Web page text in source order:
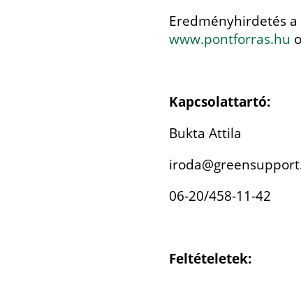
Eredményhirdetés
www.pontforras.hu
Kapcsolattartó:
Bukta Attila
06-20/458-11-42
Feltételetek: